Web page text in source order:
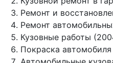
Ремонт и
Ремонт
Кузовные работы
Покраска